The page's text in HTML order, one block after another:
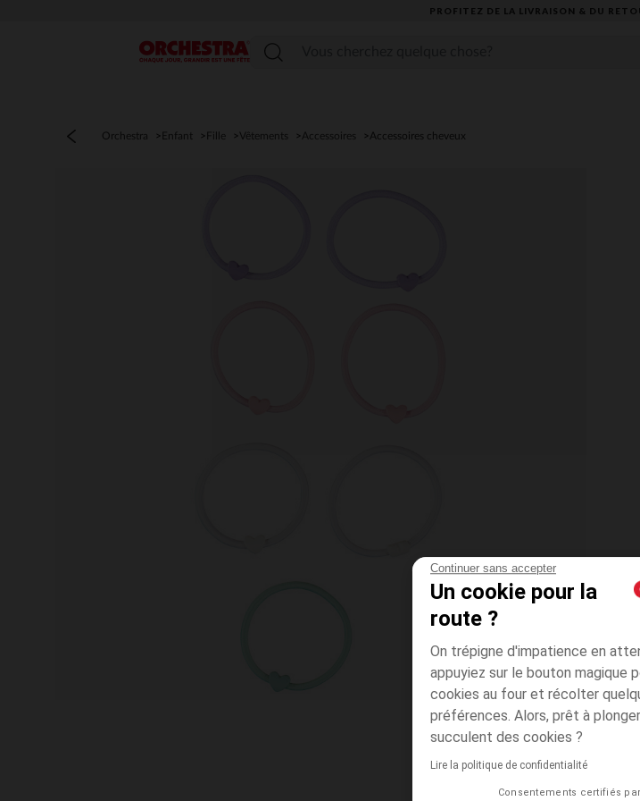
Continuer sans accepter
Un cookie pour la
route ?
On trépigne d'impatience en
appuyiez sur le bouton magique
cookies au four et récolter
préférences. Alors, prêt à
succulent des cookies ?
Lire la politique de confidentialité
Consentements certifiés par
PROFITEZ DE LA LIVRAISON & DU
Menu
Orchestra Enfant Fille Vêtements Accessoires Accessoires cheveux